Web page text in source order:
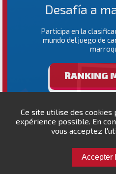
Ce site utilise des
expérience possible. En
vous acceptez
Accepter
Desafía a
Participa en la
mundo del juego de
RANKING